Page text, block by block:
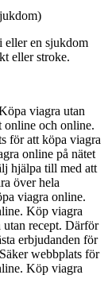
eller en sjukdom
eller stroke.
viagra utan
online och online.
för att köpa viagra
online på nätet
hjälpa till med att
över hela
viagra online.
Köp viagra
recept. Därför
erbjudanden för
webbplats för
Köp viagra